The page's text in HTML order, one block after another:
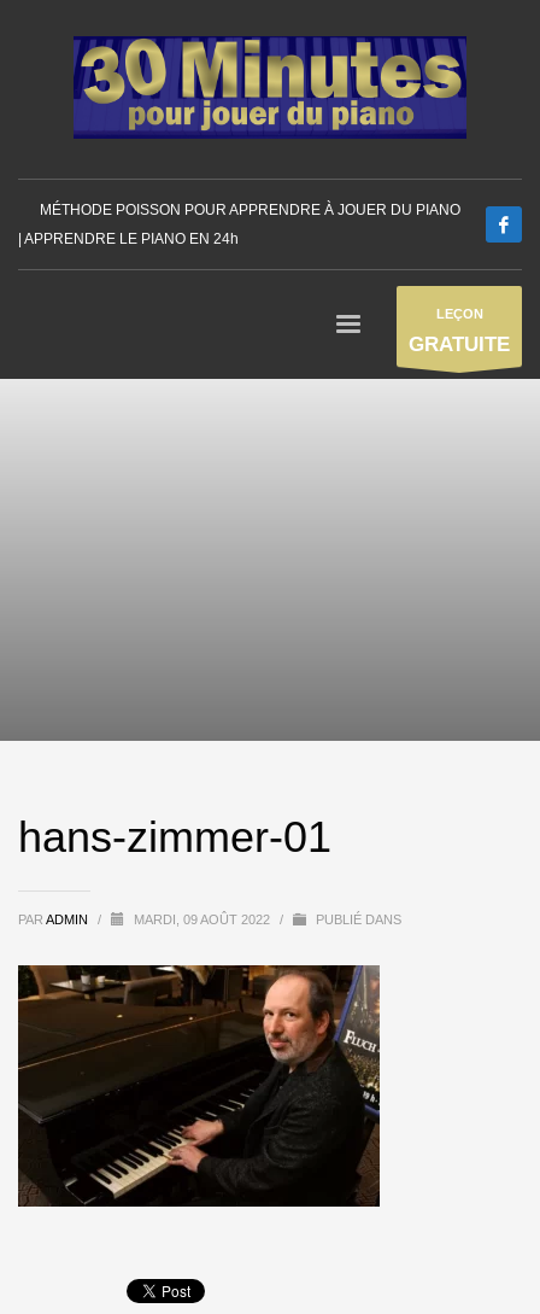
MÉTHODE POISSON POUR APPRENDRE À JOUER DU PIANO
| APPRENDRE LE PIANO EN 24h
LEÇON
GRATUITE
hans-zimmer-01
PAR ADMIN / MARDI, 09 AOÛT 2022 / PUBLIÉ DANS